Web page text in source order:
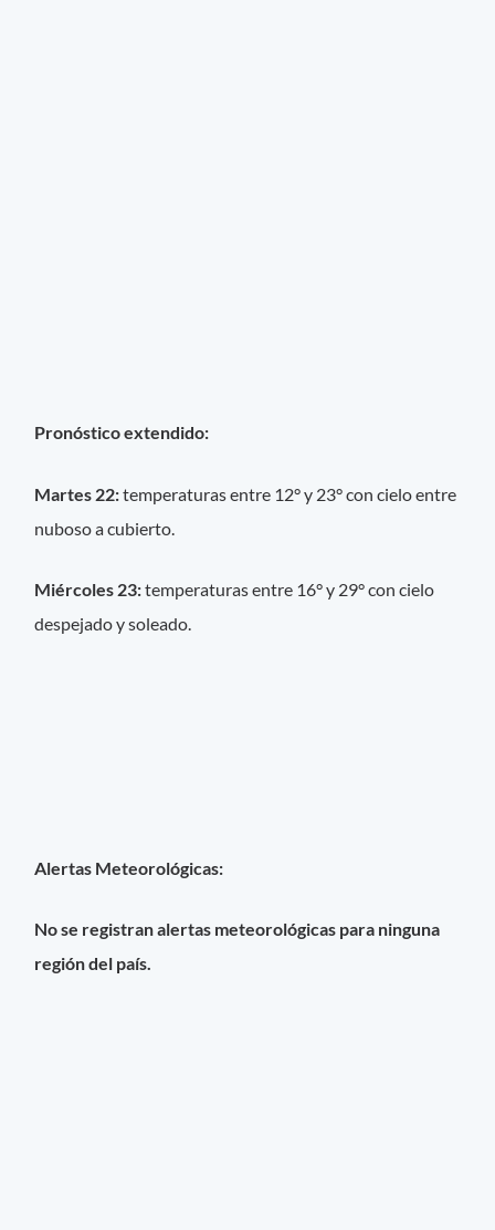
Pronóstico extendido:
Martes 22:temperaturas entre 12° y 23° con cielo entre
nuboso a cubierto.
Miércoles 23:temperaturas entre 16° y 29° con cielo
despejado y soleado.
Alertas Meteorológicas:
No se registran alertas meteorológicas para ninguna
región del país.